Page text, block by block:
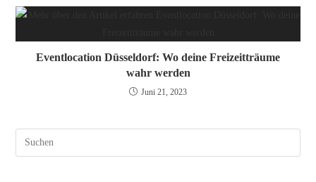
Eventlocation Düsseldorf: Wo deine Freizeitträume
wahr werden
Juni 21, 2023